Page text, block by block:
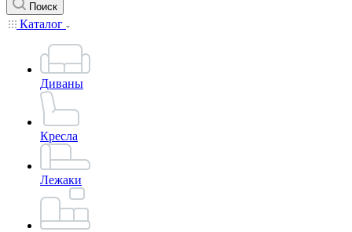
Поиск
Каталог
Диваны
Кресла
Лежаки